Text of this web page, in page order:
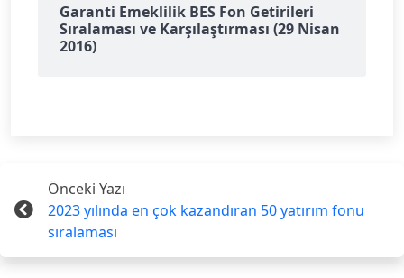
Garanti Emeklilik BES Fon Getirileri
Sıralaması ve Karşılaştırması (29 Nisan
2016)
Önceki Yazı
2023 yılında en çok kazandıran 50 yatırım fonu
sıralaması